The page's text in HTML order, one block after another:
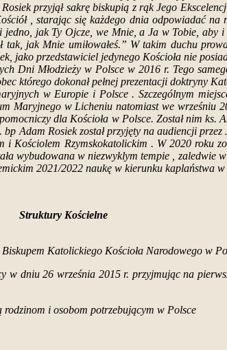
przyjął sakrę biskupią z rąk Jego
, starając się każdego dnia odpowiadać
jak Ty Ojcze, we Mnie, a Ja w Tobie, aby
tak, jak Mnie umiłowałeś.” W takim duchu
przedstawiciel jedynego Kościoła nie
Dni Młodzieży w Polsce w 2016 r. Tego
którego dokonał pełnej prezentacji doktryny
w Europie i Polsce . Szczególnym
Maryjnego w Licheniu natomiast we
dla Kościoła w Polsce. Został nim
Adam Rosiek został przyjęty na audiencji
Rzymskokatolickim . W 2020 roku
wybudowana w niezwyklym tempie , zaledwie
2021/2022 naukę w kierunku kaplaństwa
Struktury Kościelne
Katolickiego Kościoła Narodowego w
w dniu 26 września 2015 r. przyjmując na
i osobom potrzebującym w Polsce